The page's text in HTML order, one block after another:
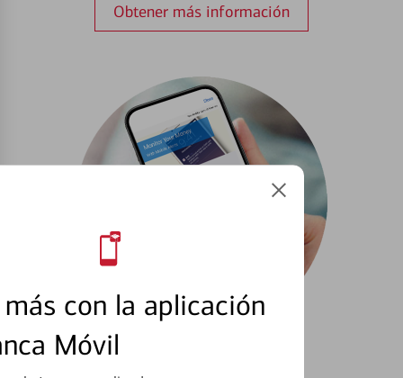
con la aplicación
Móvil
Obtener más información